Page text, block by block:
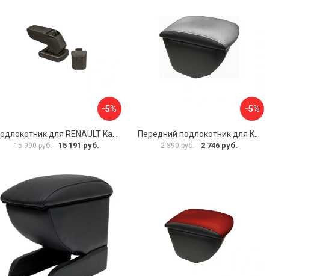
-5%
15 990 руб. 15 191 руб.
-5%
Передний подлокотник для KIA Rio 4 2017-н.в. AVTOLIDER1 PP-KIA-Rio-4-02
2 890 руб. 2 746 руб.